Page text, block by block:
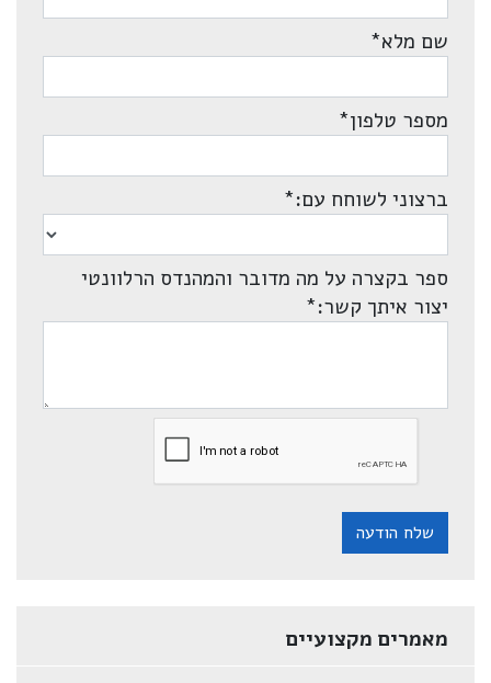
שם מלא*
מספר טלפון*
ברצוני לשוחח עם:*
ספר בקצרה על מה מדובר והמהנדס הרלוונטי
יצור איתך קשר:*
שלח הודעה
מאמרים מקצועיים